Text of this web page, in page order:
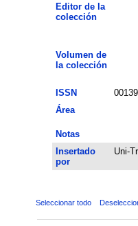
Editor de la
colección
Volumen de
la colección
ISSN
Área
Notas
Insertado
por
Uni-
Seleccionar todo